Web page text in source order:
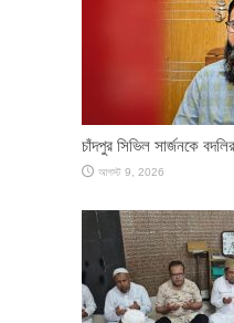
চাঁদপুর সিভিল সার্জনকে
আগস্ট 9, 2026